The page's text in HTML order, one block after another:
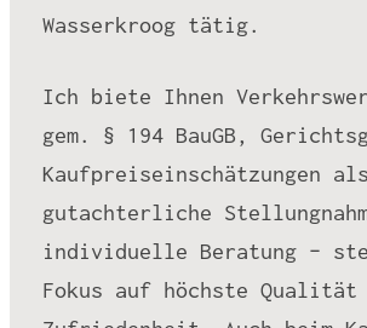
Wasserkroog tätig.
Ich biete Ihnen
gem. § 194 BauGB,
Kaufpreiseinschätzungen als
gutachterliche
individuelle Beratung –
Fokus auf höchste Qualität